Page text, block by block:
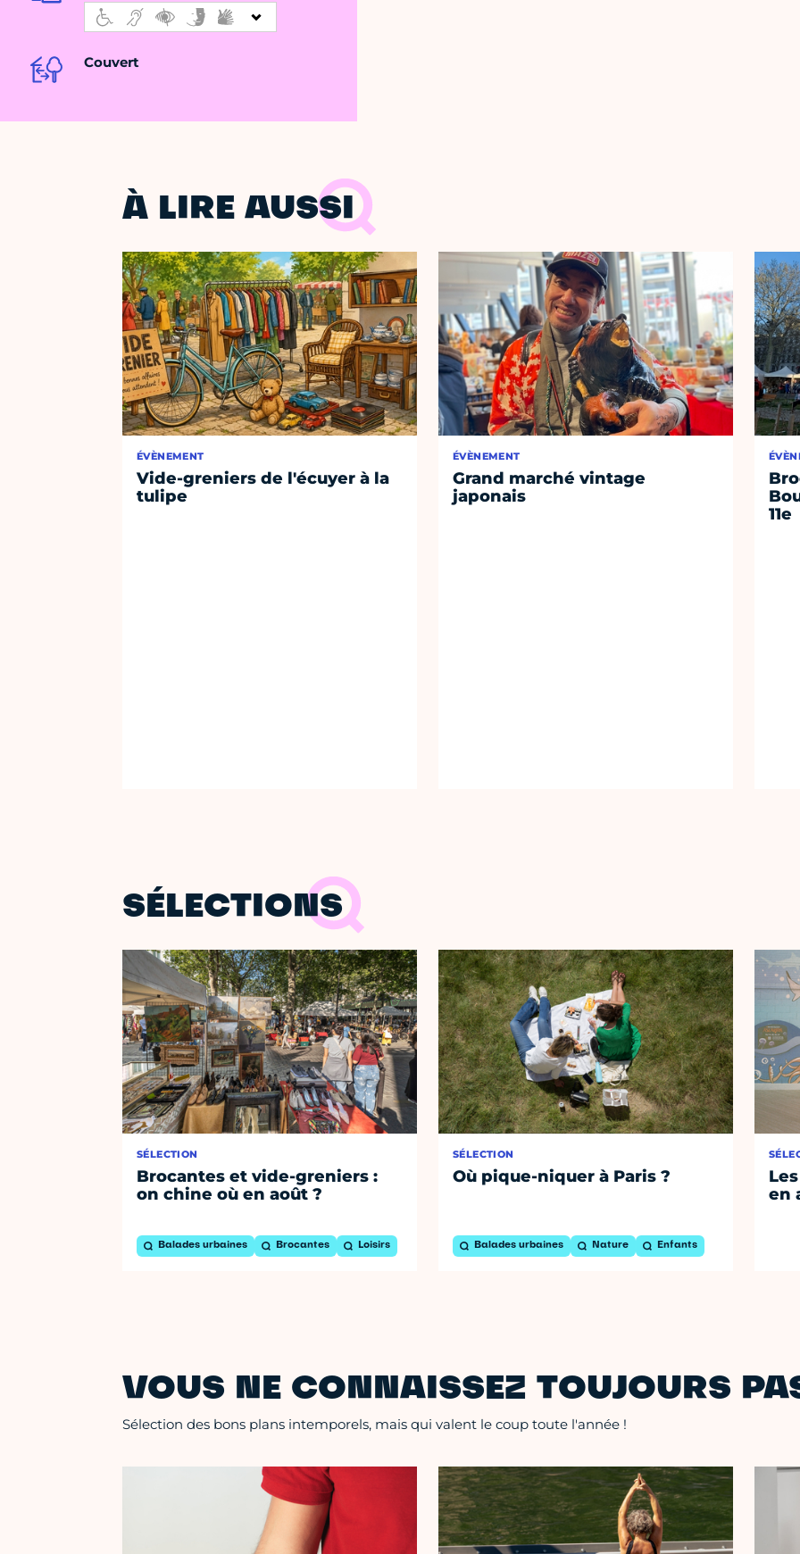
Couvert
À LIRE AUSSI
ÉVÈNEMENT
Vide-greniers de l'écuyer à la
tulipe
ÉVÈNEMENT
Grand marché vintage
japonais
11e
SÉLECTIONS
SÉLECTION
Brocantes et vide-greniers :
on chine où en août ?
Balades urbaines Brocantes Loisirs
SÉLECTION
Où pique-niquer à Paris ?
Balades urbaines Nature Enfants
en
VOUS NE CONNAISSEZ TOUJOURS
Sélection des bons plans intemporels, mais qui valent le coup toute l'année !